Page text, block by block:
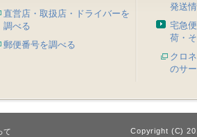
直営店・取扱店・ドライバーを
調べる
郵便番号を調べる
発送情
宅急
荷・そ
クロ
のサ
て Copyright (C)